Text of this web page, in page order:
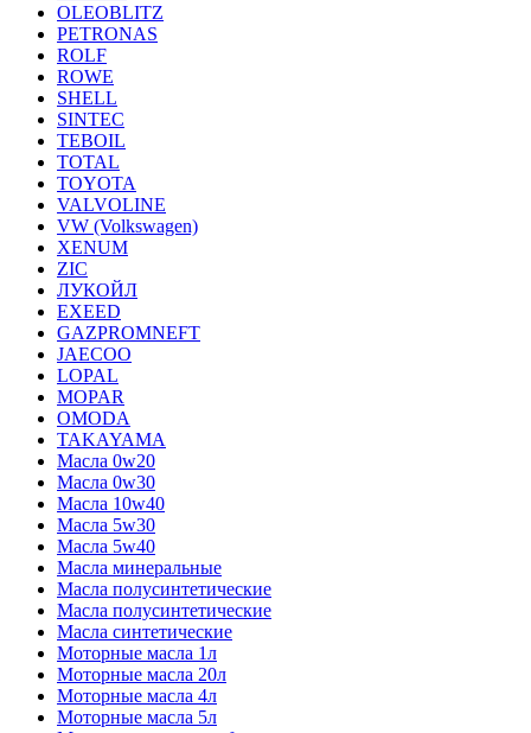
OLEOBLITZ
PETRONAS
ROLF
ROWE
SHELL
SINTEC
TEBOIL
TOTAL
TOYOTA
VALVOLINE
VW (Volkswagen)
XENUM
ZIC
ЛУКОЙЛ
EXEED
GAZPROMNEFT
JAECOO
LOPAL
MOPAR
OMODA
TAKAYAMA
Масла 0w20
Масла 0w30
Масла 10w40
Масла 5w30
Масла 5w40
Масла минеральные
Масла полусинтетические
Масла полусинтетические
Масла синтетические
Моторные масла 1л
Моторные масла 20л
Моторные масла 4л
Моторные масла 5л